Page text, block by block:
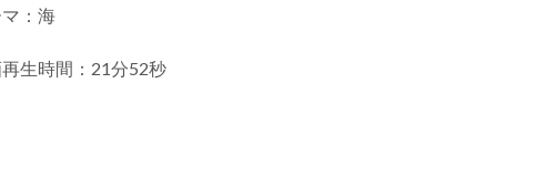
：海
生時間：21分52秒